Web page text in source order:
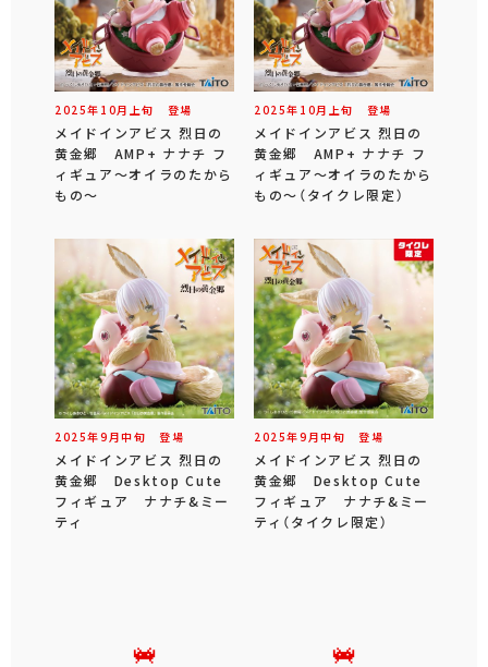
2025年 10月 上旬 登場
メイドインアビス 烈日の
黄金郷 AMP+ ナナチ フ
ィギュア～オイラのたから
もの～
2025年 10月 上旬 登場
メイドインアビス 烈日の
黄金郷 AMP+ ナナチ フ
ィギュア～オイラのたから
もの～（タイクレ限定）
2025年9 月中旬 登場
メイドインアビス 烈日の
黄金郷 Desktop Cute
フィギュア ナナチ&ミー
ティ
2025年9 月中旬 登場
メイドインアビス 烈日の
黄金郷 Desktop Cute
フィギュア ナナチ&ミー
ティ（タイクレ限定）